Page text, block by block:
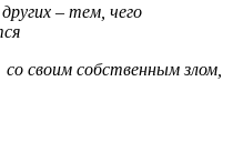
чего
злом,